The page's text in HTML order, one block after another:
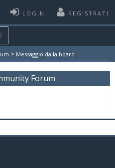
LOGIN REGISTRATI
> Messaggio dalla board
Forum